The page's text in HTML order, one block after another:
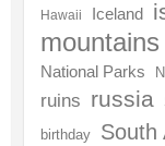
Hawaii Iceland
mountains
National Parks
ruins russia
birthday
South